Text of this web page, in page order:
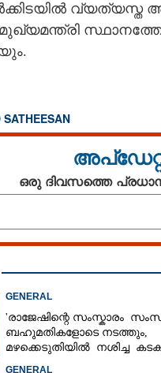
വ്യത്യസ്ത
മുഖ്യമന്ത്രി
SATHEESAN
ഒരു ദിവസത്തെ
GENERAL
'രാജേഷിന്റെ സംസ്കാരം
ബഹുമതികളോടെ നടത്തും,
മഴക്കെടുതിയിൽ നശിച്ച
GENERAL